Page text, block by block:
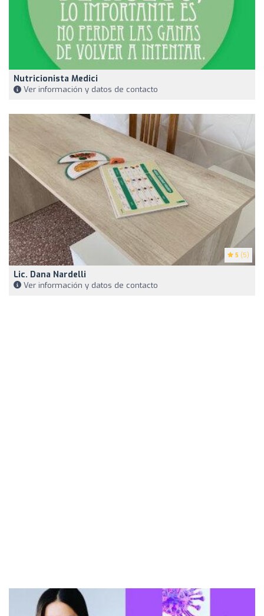
Nutricionista Medici
Ver información y datos de contacto
5 (5)
Lic. Dana Nardelli
Ver información y datos de contacto